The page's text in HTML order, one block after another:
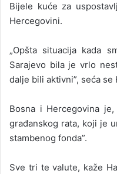
Bijele kuće za
Hercegovini.
„Opšta situacija kada
Sarajevo bila je vrlo
dalje bili aktivni”, seća se
Bosna i Hercegovina
građanskog rata, koji je
stambenog fonda”.
Sve tri te valute, kaže